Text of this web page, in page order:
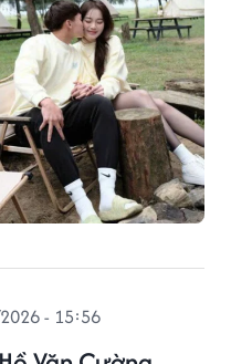
- 15:56